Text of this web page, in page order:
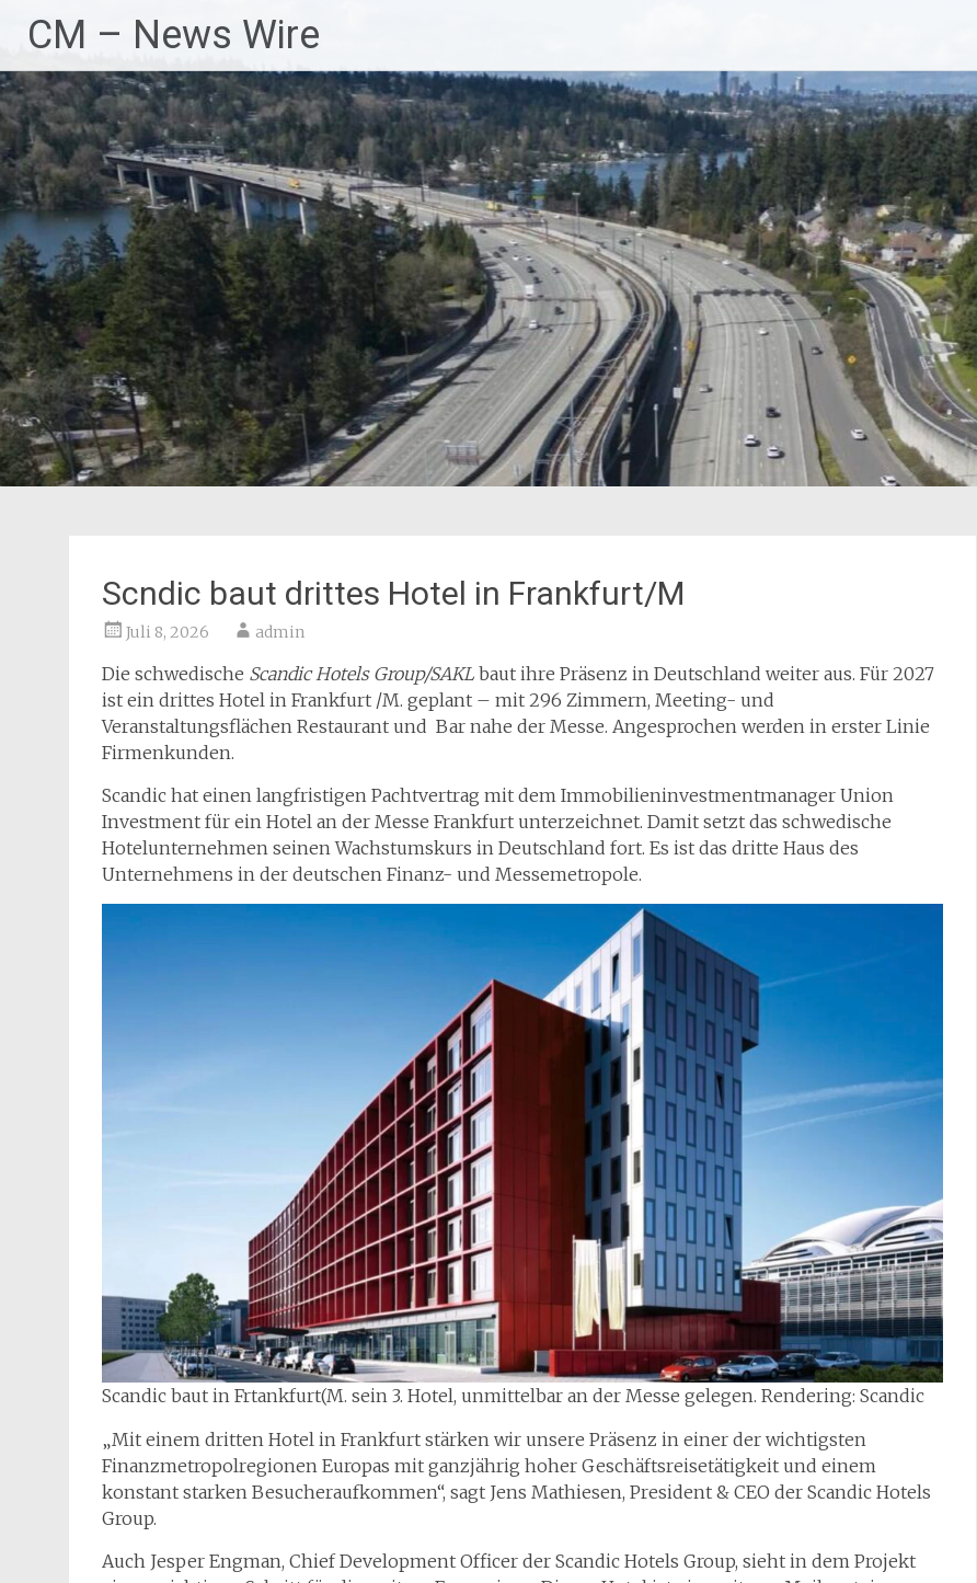
Inhalt
springen
CM – News Wire
Scndic baut drittes Hotel in Frankfurt/M
Juli 8, 2026 admin
Die schwedische Scandic Hotels Group/SAKL baut ihre Präsenz in Deutschland weiter aus. Für 2027
ist ein drittes Hotel in Frankfurt /M. geplant – mit 296 Zimmern, Meeting- und
Veranstaltungsflächen Restaurant und Bar nahe der Messe. Angesprochen werden in erster Linie
Firmenkunden.
Scandic hat einen langfristigen Pachtvertrag mit dem Immobilieninvestmentmanager Union
Investment für ein Hotel an der Messe Frankfurt unterzeichnet. Damit setzt das schwedische
Hotelunternehmen seinen Wachstumskurs in Deutschland fort. Es ist das dritte Haus des
Unternehmens in der deutschen Finanz- und Messemetropole.
Scandic baut in Frtankfurt(M. sein 3. Hotel, unmittelbar an der Messe gelegen. Rendering: Scandic
„Mit einem dritten Hotel in Frankfurt stärken wir unsere Präsenz in einer der wichtigsten
Finanzmetropolregionen Europas mit ganzjährig hoher Geschäftsreisetätigkeit und einem
konstant starken Besucheraufkommen“, sagt Jens Mathiesen, President & CEO der Scandic Hotels
Group.
Auch Jesper Engman, Chief Development Officer der Scandic Hotels Group, sieht in dem Projekt